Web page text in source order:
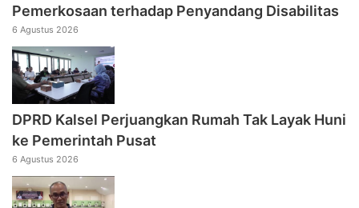
Pemerkosaan terhadap Penyandang Disabilitas
6 Agustus 2026
DPRD Kalsel Perjuangkan Rumah Tak Layak Huni
ke Pemerintah Pusat
6 Agustus 2026